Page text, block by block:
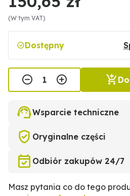
(W tym VAT)
Dostępny
Wsparcie techniczne
Oryginalne części
Odbiór zakupów 24/7
Masz pytania co do tego